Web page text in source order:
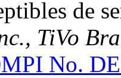
de
TiVo
No.